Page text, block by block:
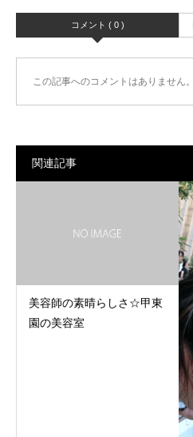
コメント ( 0 )
この記事へのコメントはありません。
関連記事
美容師の素晴らしさ☆甲東
園の美容室